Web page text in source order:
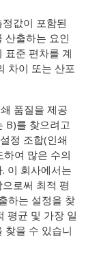
값이 포함된
산출하는 요인
표준 편차를 계
차이 또는 산포
품질을 제공
B)를 찾으려고
정 조합(인쇄
여 많은 수의
이 회사에서는
로써 최적 평
하는 설정을 찾
평균 및 가장 일
찾을 수 있습니